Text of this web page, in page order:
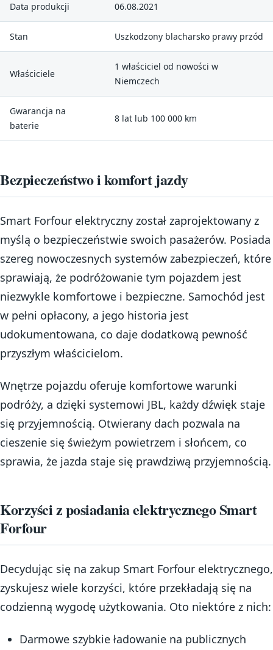
Data produkcji 06.08.2021
Stan Uszkodzony blacharsko prawy przód
Właściciele
1 właściciel od nowości w
Niemczech
Gwarancja na
baterie
8 lat lub 100 000 km
Bezpieczeństwo i komfort jazdy
Smart Forfour elektryczny został zaprojektowany z
myślą o bezpieczeństwie swoich pasażerów. Posiada
szereg nowoczesnych systemów zabezpieczeń, które
sprawiają, że podróżowanie tym pojazdem jest
niezwykle komfortowe i bezpieczne. Samochód jest
w pełni opłacony, a jego historia jest
udokumentowana, co daje dodatkową pewność
przyszłym właścicielom.
Wnętrze pojazdu oferuje komfortowe warunki
podróży, a dzięki systemowi JBL, każdy dźwięk staje
się przyjemnością. Otwierany dach pozwala na
cieszenie się świeżym powietrzem i słońcem, co
sprawia, że jazda staje się prawdziwą przyjemnością.
Korzyści z posiadania elektrycznego Smart
Forfour
Decydując się na zakup Smart Forfour elektrycznego,
zyskujesz wiele korzyści, które przekładają się na
codzienną wygodę użytkowania. Oto niektóre z nich:
Darmowe szybkie ładowanie na publicznych